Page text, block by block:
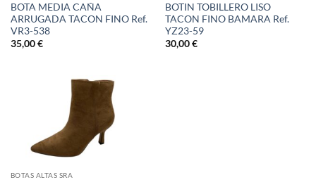
BOTA MEDIA CAÑA
ARRUGADA TACON FINO Ref.
VR3-538
35,00€
BOTIN TOBILLERO LISO
TACON FINO BAMARA Ref.
YZ23-59
30,00€
BOTAS ALTAS SRA